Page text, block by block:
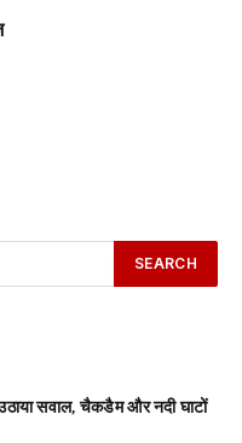
सवाल, चैकडैम और नदी घाटों